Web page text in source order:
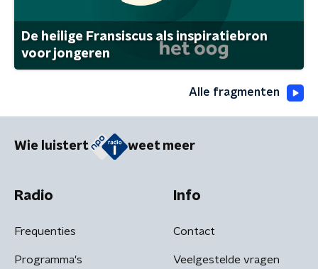
De heilige Fransiscus als inspiratiebron
voor jongeren
Alle fragmenten
Wie luistert weet meer
Radio
Frequenties
Programma's
Info
Contact
Veelgestelde vragen